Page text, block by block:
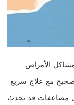
الأمراض
مع علاج سريع
مضاعفات قد تحدث